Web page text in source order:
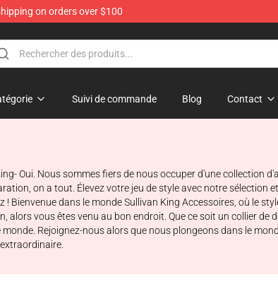
on orders over $100
Suivi de commande Blog Contact
Oui. Nous sommes fiers de nous occuper d'une collection
on a tout. Élevez votre jeu de style avec notre sélection
dans le monde Sullivan King Accessoires, où le
vous êtes venu au bon endroit. Que ce soit un collier
Rejoignez-nous alors que nous plongeons dans le